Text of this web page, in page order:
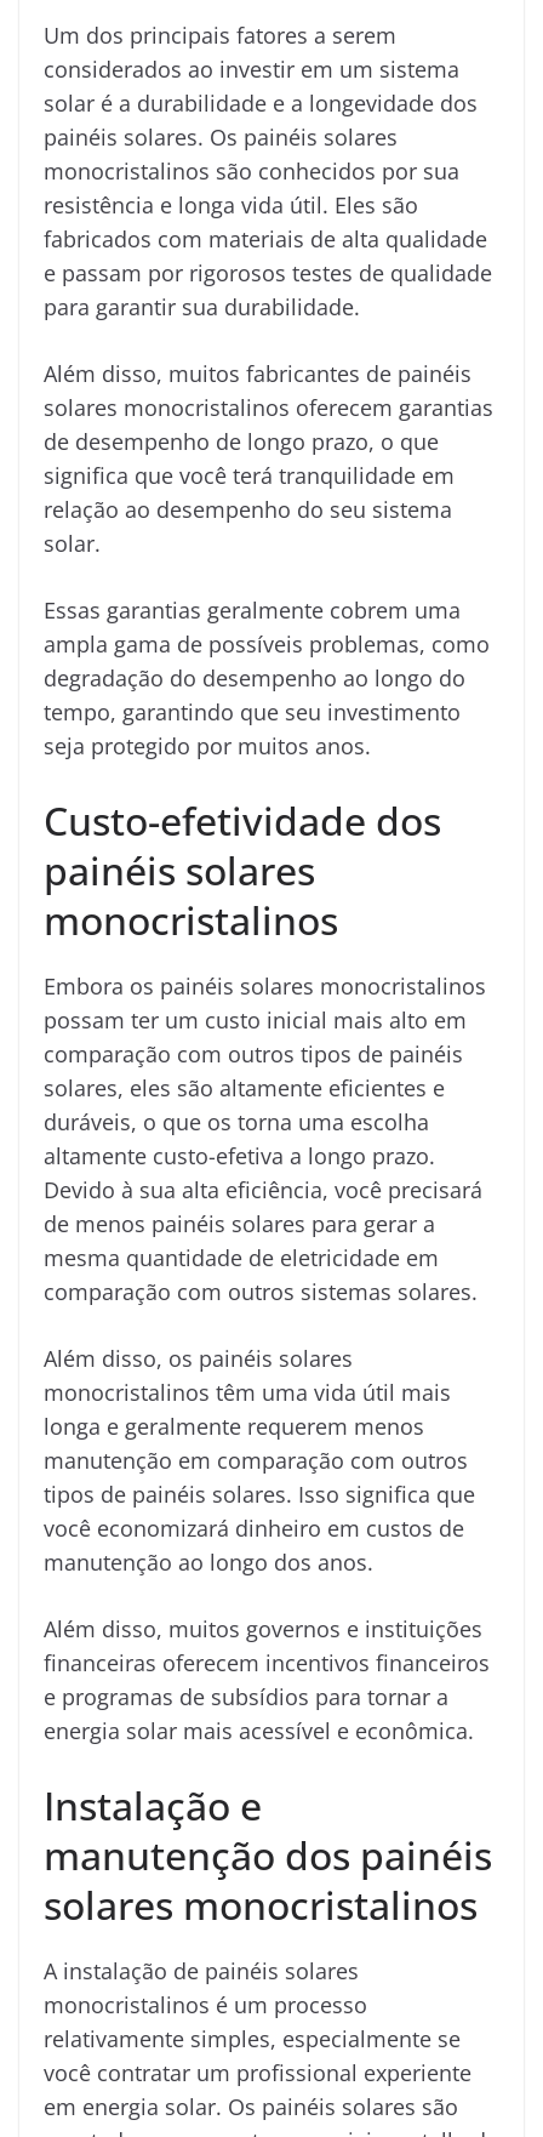
Um dos principais fatores a serem
considerados ao investir em um sistema
solar é a durabilidade e a longevidade dos
painéis solares. Os painéis solares
monocristalinos são conhecidos por sua
resistência e longa vida útil. Eles são
fabricados com materiais de alta qualidade
e passam por rigorosos testes de qualidade
para garantir sua durabilidade.
Além disso, muitos fabricantes de painéis
solares monocristalinos oferecem garantias
de desempenho de longo prazo, o que
significa que você terá tranquilidade em
relação ao desempenho do seu sistema
solar.
Essas garantias geralmente cobrem uma
ampla gama de possíveis problemas, como
degradação do desempenho ao longo do
tempo, garantindo que seu investimento
seja protegido por muitos anos.
Custo-efetividade dos
painéis solares
monocristalinos
Embora os painéis solares monocristalinos
possam ter um custo inicial mais alto em
comparação com outros tipos de painéis
solares, eles são altamente eficientes e
duráveis, o que os torna uma escolha
altamente custo-efetiva a longo prazo.
Devido à sua alta eficiência, você precisará
de menos painéis solares para gerar a
mesma quantidade de eletricidade em
comparação com outros sistemas solares.
Além disso, os painéis solares
monocristalinos têm uma vida útil mais
longa e geralmente requerem menos
manutenção em comparação com outros
tipos de painéis solares. Isso significa que
você economizará dinheiro em custos de
manutenção ao longo dos anos.
Além disso, muitos governos e instituições
financeiras oferecem incentivos financeiros
e programas de subsídios para tornar a
energia solar mais acessível e econômica.
Instalação e
manutenção dos painéis
solares monocristalinos
A instalação de painéis solares
monocristalinos é um processo
relativamente simples, especialmente se
você contratar um profissional experiente
em energia solar. Os painéis solares são